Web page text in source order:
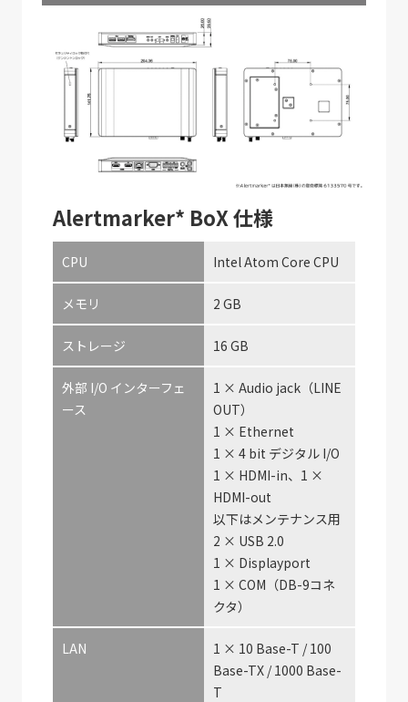
Alertmarker* BoX 仕様
CPU Intel Atom Core CPU
メモリ 2 GB
ストレージ 16 GB
外部 I/O インターフェ
ース
1 × Audio jack（LINE
OUT）
1 × Ethernet
1 × 4 bit デジタル I/O
1 × HDMI-in、1 ×
HDMI-out
以下はメンテナンス用
2 × USB 2.0
1 × Displayport
1 × COM（DB-9コネ
クタ）
LAN
1 × 10 Base-T / 100
Base-TX / 1000 Base-
T